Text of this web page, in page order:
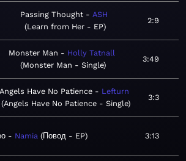
Passing Thought
ASH
Learn from Her - EP
2:9
Monster Man
Holly Tatnall
Monster Man - Single
3:49
Angels Have No Patience
Lefturn
Angels Have No Patience - Single
3:3
Namia Повод - EP 3:13